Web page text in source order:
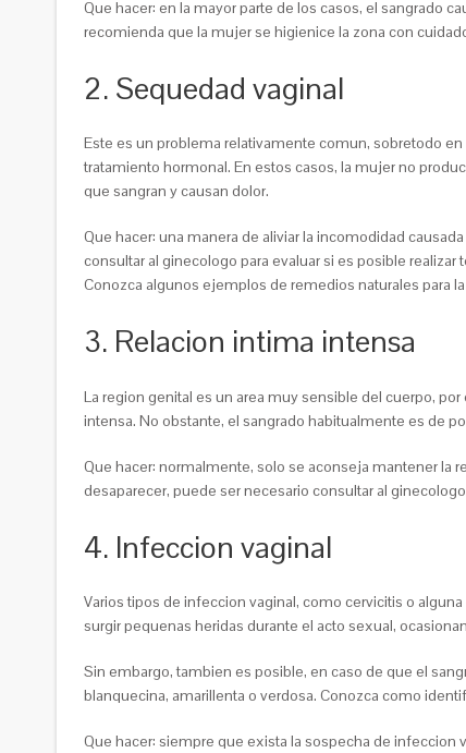
Que hacer: en la mayor parte de los casos, el sangrado
recomienda que la mujer se higienice la zona con
2. Sequedad vaginal
Este es un problema relativamente comun, sobretodo
tratamiento hormonal. En estos casos, la mujer no
que sangran y causan dolor.
Que hacer: una manera de aliviar la incomodidad
consultar al ginecologo para evaluar si es posible
Conozca algunos ejemplos de remedios naturales para
3. Relacion intima intensa
La region genital es un area muy sensible del cuerpo,
intensa. No obstante, el sangrado habitualmente es de
Que hacer: normalmente, solo se aconseja mantener la
desaparecer, puede ser necesario consultar al
4. Infeccion vaginal
Varios tipos de infeccion vaginal, como cervicitis o
surgir pequenas heridas durante el acto sexual,
Sin embargo, tambien es posible, en caso de que el
blanquecina, amarillenta o verdosa. Conozca como
Que hacer: siempre que exista la sospecha de infeccion